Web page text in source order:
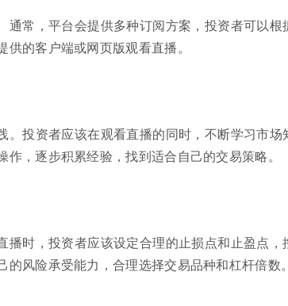
常，平台会提供多种订阅方案，投资者可以根
的客户端或网页版观看直播。
投资者应该在观看直播的同时，不断学习市场
，逐步积累经验，找到适合自己的交易策略。
时，投资者应该设定合理的止损点和止盈点，
风险承受能力，合理选择交易品种和杠杆倍数。